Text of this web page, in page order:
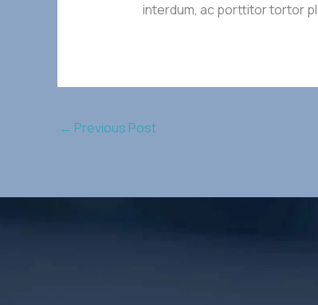
interdum, ac porttitor tortor
← Previous Post